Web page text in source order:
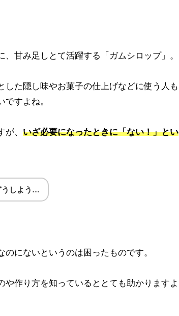
甘み足しとて活躍する「ガムシロップ」。
た隠し味やお菓子の仕上げなどに使う人も
すよね。
が、 いざ必要になったときに「ない！」とい
うしよう…
にないというのは困ったものです。
作り方を知っているととても助かりますよ